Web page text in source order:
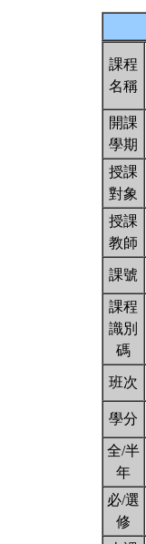
課程
名稱
開課
學期
授課
對象
授課
教師
課號
課程
識別
碼
班次
學分
全/半
年
必/選
修